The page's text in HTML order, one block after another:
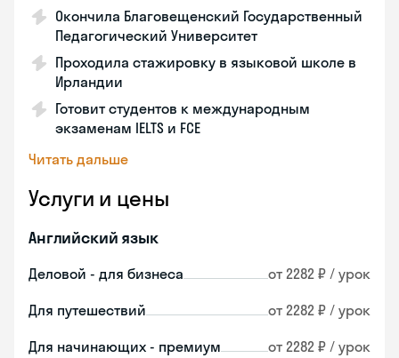
Окончила Благовещенский Государственный
Педагогический Университет
Проходила стажировку в языковой школе в
Ирландии
Готовит студентов к международным
экзаменам IELTS и FCE
Читать дальше
Услуги и цены
Английский язык
Деловой - для бизнеса от 2282 ₽ / урок
Для путешествий от 2282 ₽ / урок
Для начинающих - премиум от 2282 ₽ / урок